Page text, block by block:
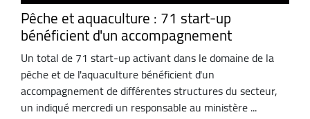
Pêche et aquaculture : 71 start-up
bénéficient d'un accompagnement
Un total de 71 start-up activant dans le domaine de la
pêche et de l'aquaculture bénéficient d'un
accompagnement de différentes structures du secteur,
un indiqué mercredi un responsable au ministère ...